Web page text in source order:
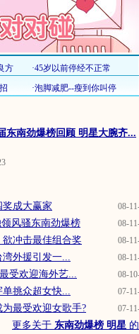
东南劲爆榜回顾 明星大腕齐...
08-
成大赢家
08-
风骚东南劲爆榜
08-
冲击最佳组合奖
08-
外援引发一...
08-
受欢迎海外艺...
07-
挑众超女快...
07-
最受欢迎女歌手?
更多关于 东南劲爆榜 明星